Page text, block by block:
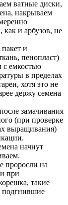
ватные диски,
накрываем
как и арбузов, не
и
пенопласт)
с емкостью
в пределах
хотя это не
держу семена
замачивания
(при проверке
выращивания)
начнут
проросли на
при
такие
подгнившие